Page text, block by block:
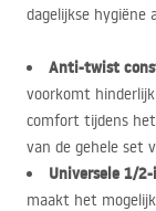
dagelijkse hygiëne
Anti-twist
voorkomt
comfort tijdens
van de gehele set
Universele 1/
maakt het